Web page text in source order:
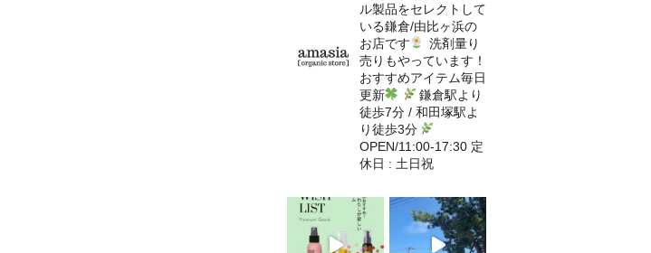
ル製品をセレクトして
いる鎌倉/由比ヶ浜の
お店です
洗剤量り
売りもやっています！
おすすめアイテム毎日
更新
鎌倉駅より
徒歩7分 / 和田塚駅よ
り徒歩3分
OPEN/11:00-17:30 定
休日 : 土日祝